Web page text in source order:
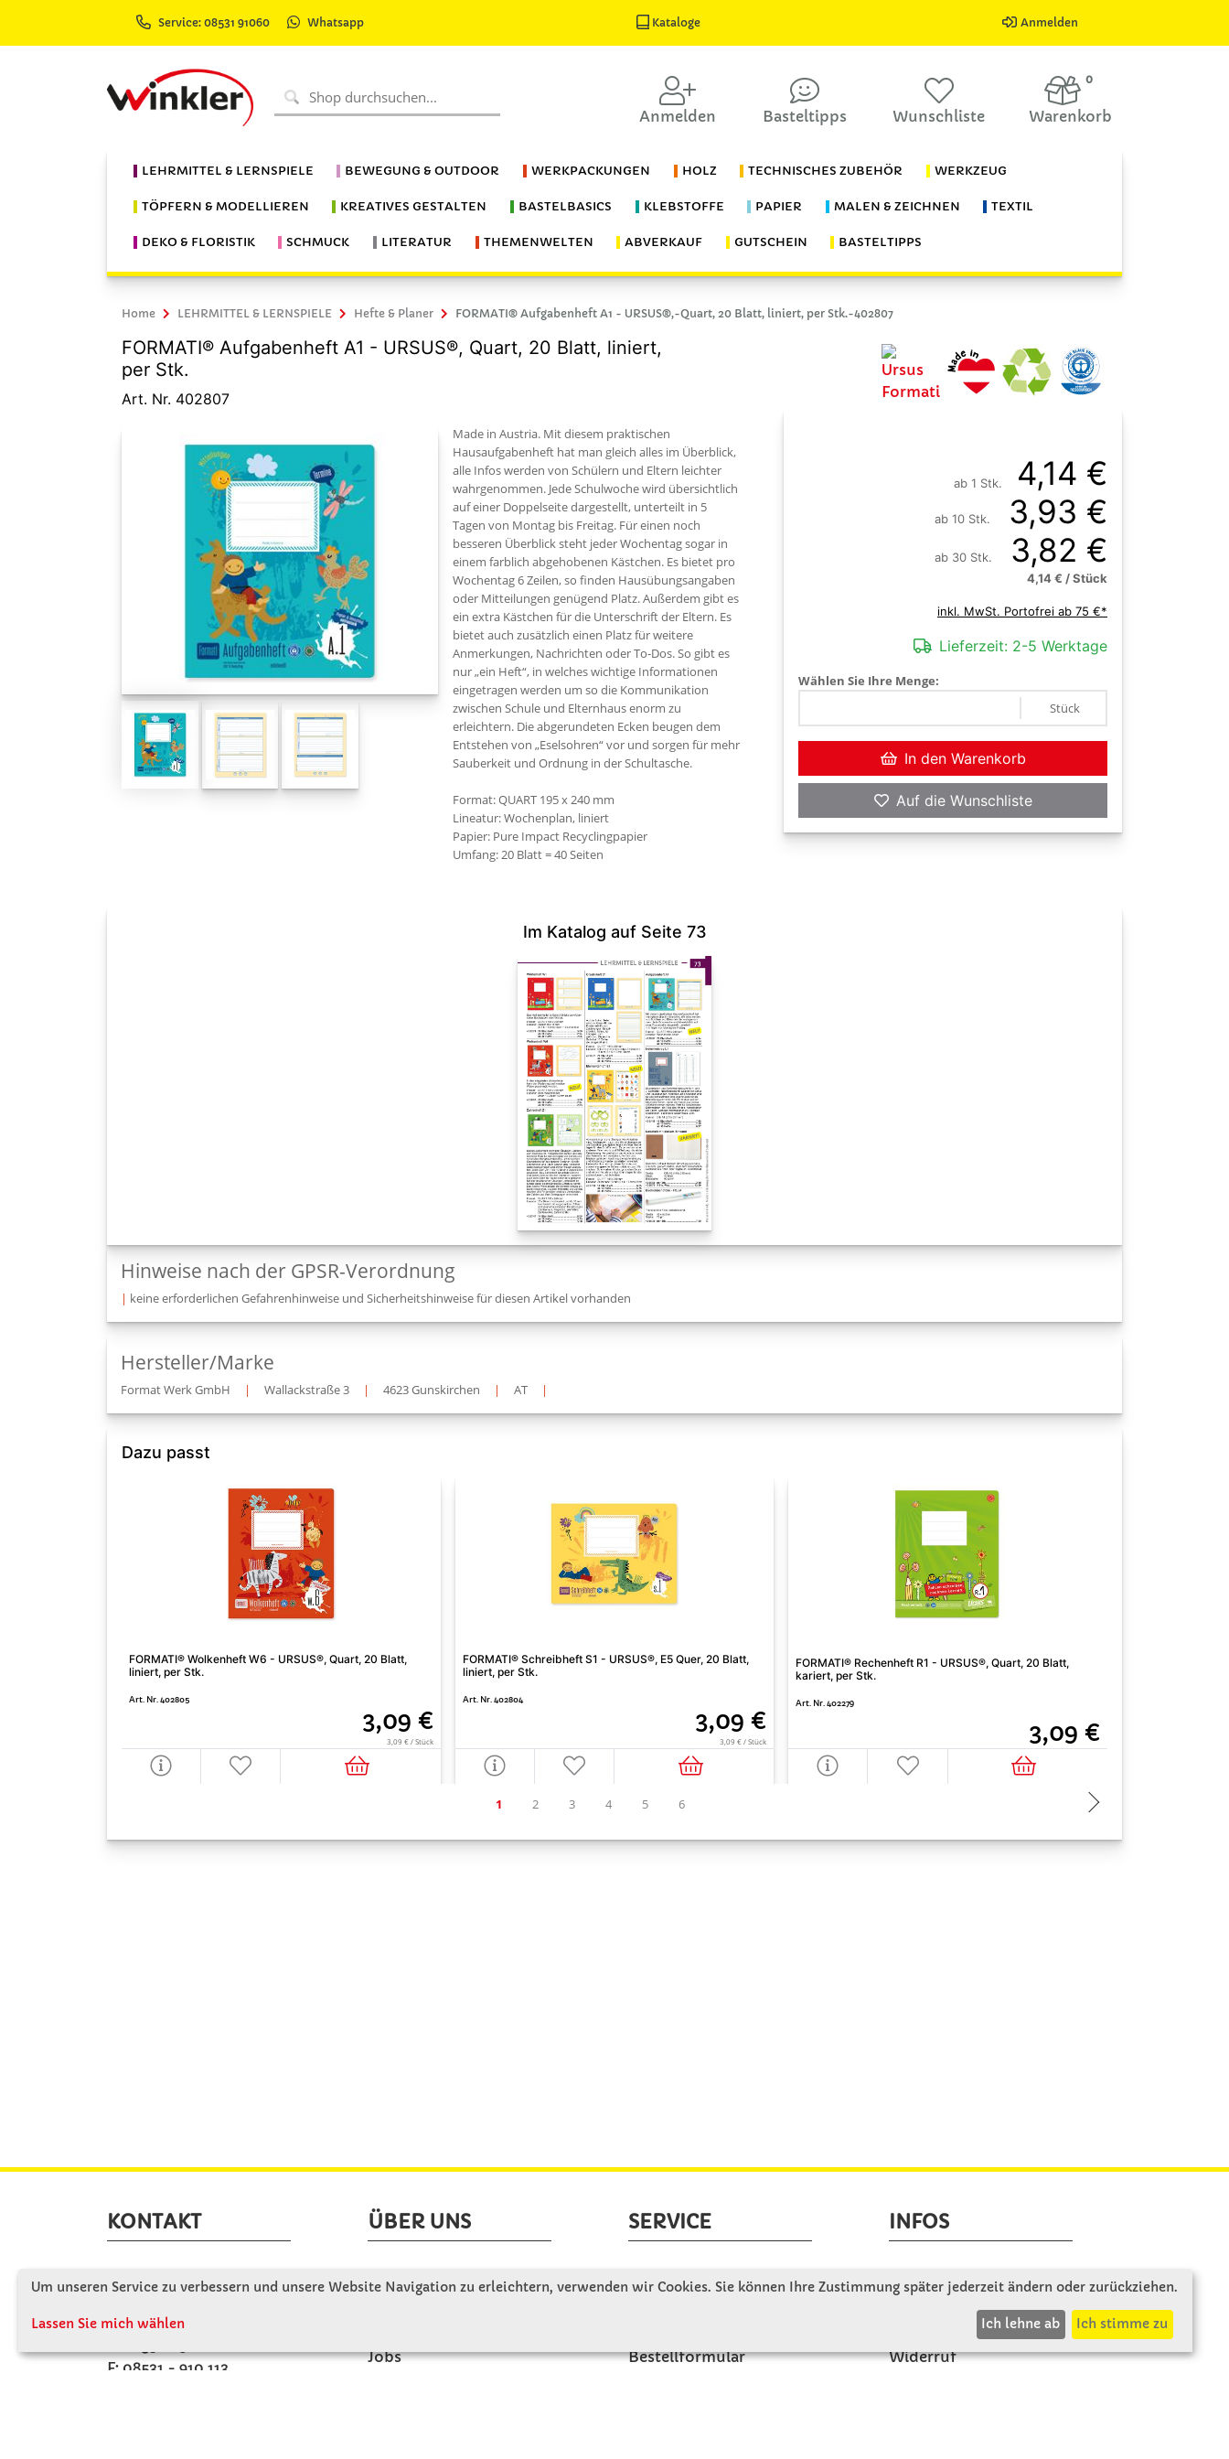
Service: 08531 91060 Whatsapp Kataloge Anmelden
Anmelden Basteltipps Wunschliste
0
Warenkorb
LEHRMITTEL & LERNSPIELE BEWEGUNG & OUTDOOR WERKPACKUNGEN HOLZ TECHNISCHES ZUBEHÖR WERKZEUG
TÖPFERN & MODELLIEREN KREATIVES GESTALTEN BASTELBASICS KLEBSTOFFE PAPIER MALEN & ZEICHNEN TEXTIL
DEKO & FLORISTIK SCHMUCK LITERATUR THEMENWELTEN ABVERKAUF GUTSCHEIN BASTELTIPPS
Home LEHRMITTEL & LERNSPIELE Hefte & Planer FORMATI® Aufgabenheft A1 - URSUS®,-Quart, 20 Blatt, liniert, per Stk.-402807
FORMATI® Aufgabenheft A1 - URSUS®, Quart, 20 Blatt, liniert,
per Stk.
Art. Nr. 402807
Made in Austria. Mit diesem praktischen
Hausaufgabenheft hat man gleich alles im Überblick,
alle Infos werden von Schülern und Eltern leichter
wahrgenommen. Jede Schulwoche wird übersichtlich
auf einer Doppelseite dargestellt, unterteilt in 5
Tagen von Montag bis Freitag. Für einen noch
besseren Überblick steht jeder Wochentag sogar in
einem farblich abgehobenen Kästchen. Es bietet pro
Wochentag 6 Zeilen, so finden Hausübungsangaben
oder Mitteilungen genügend Platz. Außerdem gibt es
ein extra Kästchen für die Unterschrift der Eltern. Es
bietet auch zusätzlich einen Platz für weitere
Anmerkungen, Nachrichten oder To-Dos. So gibt es
nur „ein Heft“, in welches wichtige Informationen
eingetragen werden um so die Kommunikation
zwischen Schule und Elternhaus enorm zu
erleichtern. Die abgerundeten Ecken beugen dem
Entstehen von „Eselsohren“ vor und sorgen für mehr
Sauberkeit und Ordnung in der Schultasche.
Format: QUART 195 x 240 mm
Lineatur: Wochenplan, liniert
Papier: Pure Impact Recyclingpapier
ab 1 Stk. 4,14 €
ab 10 Stk. 3,93 €
ab 30 Stk. 3,82 €
4,14 € / Stück
inkl. MwSt. Portofrei ab 75 €*
Lieferzeit: 2-5 Werktage
Wählen Sie Ihre Menge:
Stück
In den Warenkorb
Auf die Wunschliste
Im Katalog auf Seite 73
Hinweise nach der GPSR-Verordnung
| keine erforderlichen Gefahrenhinweise und Sicherheitshinweise für diesen Artikel vorhanden
Hersteller/Marke
Format Werk GmbH | Wallackstraße 3 | 4623 Gunskirchen | AT |
Dazu passt
FORMATI® Wolkenheft W6 - URSUS®, Quart, 20 Blatt,
liniert, per Stk.
Art. Nr. 402805
3,09 €
3,09 € / Stück
FORMATI® Schreibheft S1 - URSUS®, E5 Quer, 20 Blatt,
liniert, per Stk.
Art. Nr. 402804
3,09 €
3,09 € / Stück
FORMATI® Rechenheft R1 - URSUS®, Quart, 20 Blatt,
kariert, per Stk.
Art. Nr. 402279
3,09 €
KONTAKT
Winkler Schulbedarf GmbH
D - 94060 Pocking
F: 08531 - 910 113
ÜBER UNS
Wir stellen uns vor
Jobs
SERVICE
Gute Gründe für Winkler
Bestellformular
INFOS
Zahlung & Versand
Rücksendung
Widerruf
Um unseren Service zu verbessern und unsere Website Navigation zu erleichtern, verwenden wir Cookies. Sie können Ihre Zustimmung später jederzeit ändern oder zurückziehen.
Lassen Sie mich wählen Ich lehne ab Ich stimme zu